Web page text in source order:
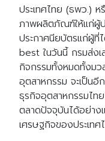
ประเทศไทย (ธพว.)
ภาพผลิตภัณฑ์ให้แก่ผู้
ประกาศนียบัตรแก่ผู้
best ในวันนี้ กรมส่ง
กิจกรรมทั้งหมดทั้งมว
อุตสาหกรรม จะเป็น
ธุรกิจอุตสาหกรรมไท
ตลาดปัจจุบันได้อย่าง
เศรษฐกิจของประเทศ